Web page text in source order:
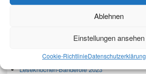
Ablehnen
Einstellungen ansehen
Cookie-RichtlinieDatenschutzerklärung
Leseknochen-Banderole 2023